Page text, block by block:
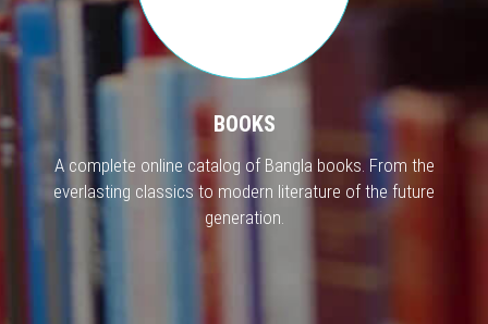
BOOKS
A complete online catalog of Bangla books. From the
everlasting classics to modern literature of the future
generation.